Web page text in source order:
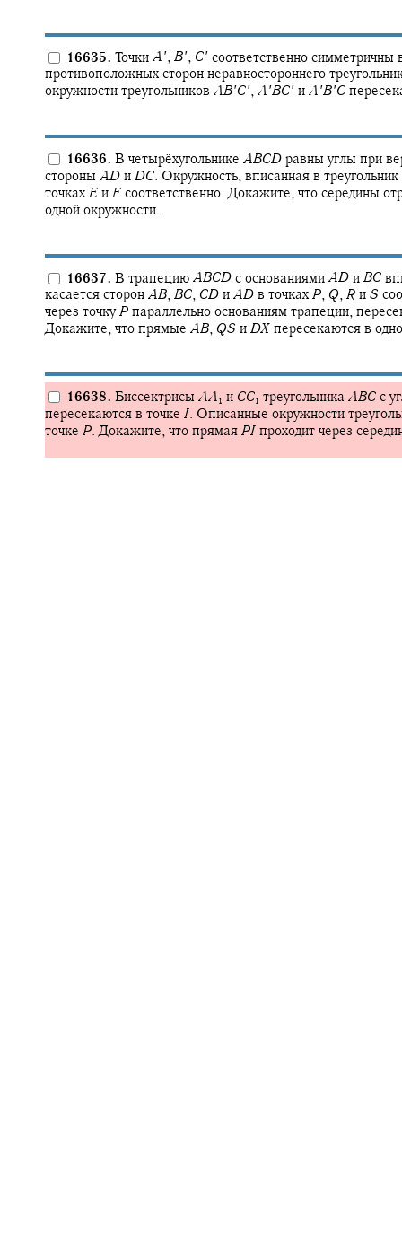
16635. Точки A′, B′, C′ соответственно
противоположных сторон неравностороннего
окружности треугольников AB′C′, A′BC′ и A′B′C
16636. В четырёхугольнике ABCD равны углы при
стороны AD и DC. Окружность, вписанная в треугольник
точках E и F соответственно. Докажите, что середины
одной окружности.
16637. В трапецию ABCD с основаниями AD и BC
касается сторон AB, BC, CD и AD в точках P, Q, R и S
через точкуP параллельно основаниям трапеции,
Докажите, что прямые AB, QS и DX пересекаются в
16638. Биссектрисы AA 1 и CC1 треугольника ABC с
пересекаются в точке I. Описанные окружности
точке P. Докажите, что прямая PI проходит через